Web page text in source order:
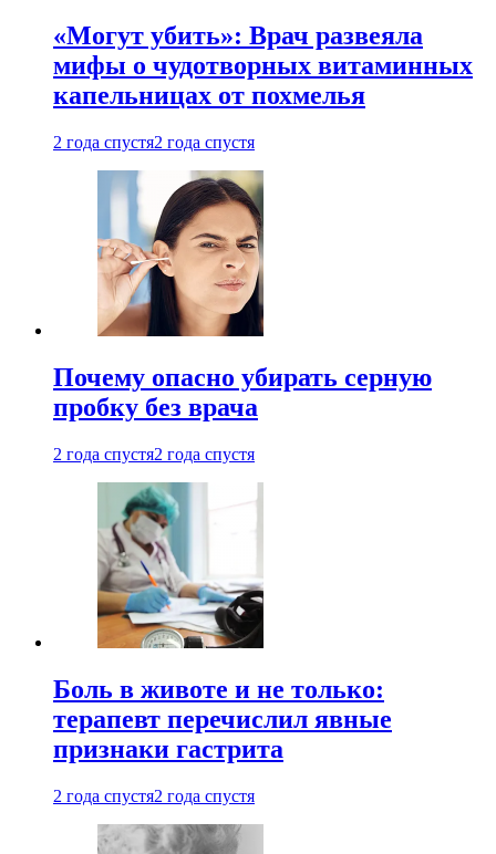
«Могут убить»: Врач развеяла
мифы о чудотворных витаминных
капельницах от похмелья
2 года спустя2 года спустя
Почему опасно убирать серную
пробку без врача
2 года спустя2 года спустя
Боль в животе и не только:
терапевт перечислил явные
признаки гастрита
2 года спустя2 года спустя